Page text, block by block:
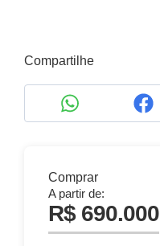
Compartilhe
Comprar
A partir de:
R$ 690.000